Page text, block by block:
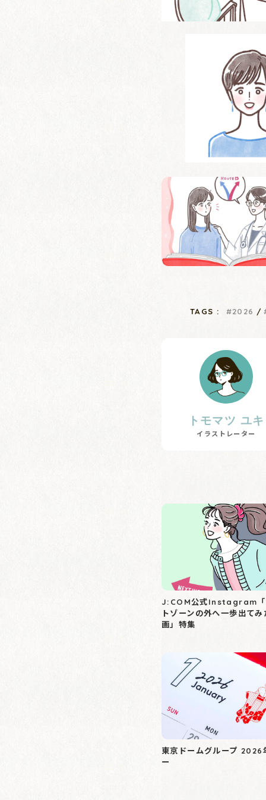
TAGS :
2026
トモマツ ユキ
イラストレーター
J:COM公式Instagram「
トゾーンの外へ一歩出て
画」特集
東京ドームグループ 2026
ー